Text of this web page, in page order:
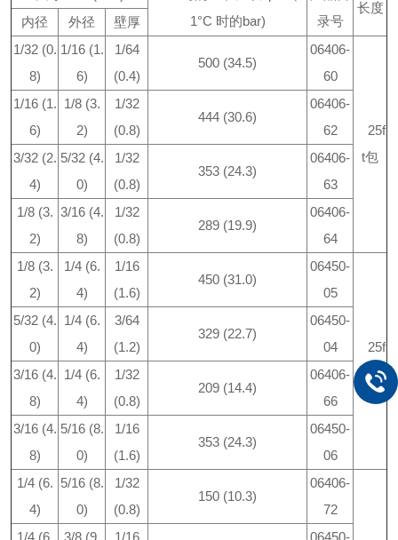
1°C 时的bar)
录号
长度
内径
外径
壁厚
1/32 (0.
8)
1/16 (1.
6)
1/64
(0.4)
500 (34.5)
06406-
60
25f
t包
1/16 (1.
6)
1/8 (3.
2)
1/32
(0.8)
444 (30.6)
06406-
62
3/32 (2.
4)
5/32 (4.
0)
1/32
(0.8)
353 (24.3)
06406-
63
1/8 (3.
2)
3/16 (4.
8)
1/32
(0.8)
289 (19.9)
06406-
64
1/8 (3.
2)
1/4 (6.
4)
1/16
(1.6)
450 (31.0)
06450-
05
25f
t包
5/32 (4.
0)
1/4 (6.
4)
3/64
(1.2)
329 (22.7)
06450-
04
3/16 (4.
8)
1/4 (6.
4)
1/32
(0.8)
209 (14.4)
06406-
66
3/16 (4.
8)
5/16 (8.
0)
1/16
(1.6)
353 (24.3)
06450-
06
1/4 (6.
4)
5/16 (8.
0)
1/32
(0.8)
150 (10.3)
06406-
72
1/4 (6.
3/8 (9.
1/16
06450-